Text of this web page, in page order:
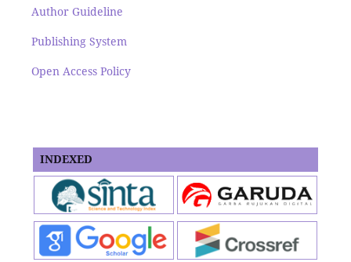
Author Guideline
Publishing System
Open Access Policy
INDEXED